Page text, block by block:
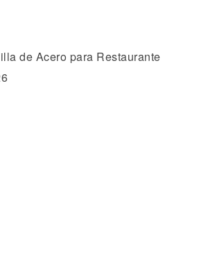
Añadir a la lista de deseos